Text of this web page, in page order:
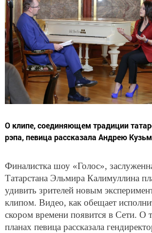
О клипе, соединяющем традиции
рэпа, певица рассказала Андрею
Финалистка шоу «Голос»,
Татарстана Эльмира Калимуллина
удивить зрителей новым
клипом. Видео, как обещает
скором времени появится в Сети. О
планах певица рассказала